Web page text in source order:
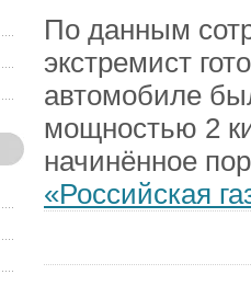
По данным
экстремист
автомобиле
мощностью 2
начинённое
«Российская